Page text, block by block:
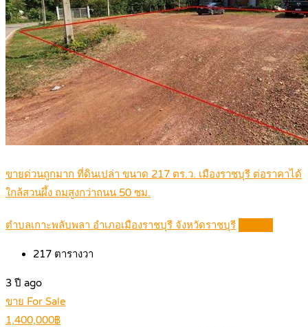
ขายด่วนถูกมาก ที่ดินเปล่า ขนาด 217 ตร.ว. เมืองราชบุรี ต่อราคาได้
ใกล้สวนผึ้ง ถมสูงกว่าถนน 50 ซม.
ตำบลเกาะพลับพลา อำเภอเมืองราชบุรี จังหวัดราชบุรี
217 ตารางวา
3 ปี ago
ขาย For Sale
1,400,000฿